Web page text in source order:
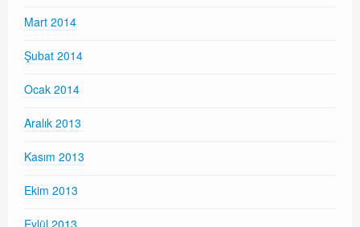
Mart 2014
Şubat 2014
Ocak 2014
Aralık 2013
Kasım 2013
Ekim 2013